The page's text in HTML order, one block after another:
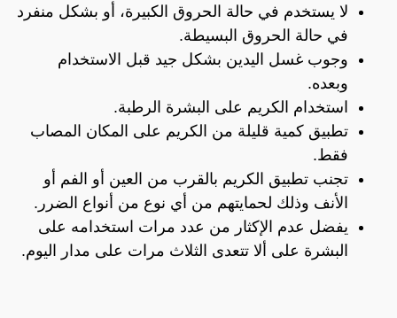
لا يستخدم في حالة الحروق الكبيرة، أو بشكل منفرد
في حالة الحروق البسيطة.
وجوب غسل اليدين بشكل جيد قبل الاستخدام
وبعده.
استخدام الكريم على البشرة الرطبة.
تطبيق كمية قليلة من الكريم على المكان المصاب
فقط.
تجنب تطبيق الكريم بالقرب من العين أو الفم أو
الأنف وذلك لحمايتهم من أي نوع من أنواع الضرر.
يفضل عدم الإكثار من عدد مرات استخدامه على
البشرة على ألا تتعدى الثلاث مرات على مدار اليوم.